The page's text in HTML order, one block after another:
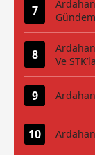
Ve